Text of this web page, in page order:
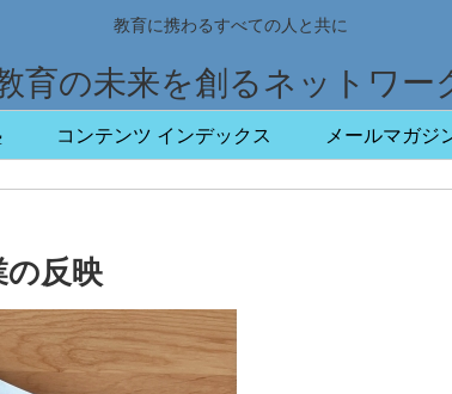
教育に携わるすべての人と共に
育の未来を創るネットワー
コンテンツ インデックス メールマガジ
反映